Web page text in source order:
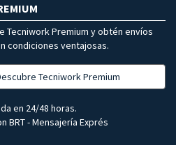
Tecniwork Premium y obtén envíos
condiciones ventajosas.
Tecniwork Premium
en 24/48 horas.
BRT - Mensajería Exprés